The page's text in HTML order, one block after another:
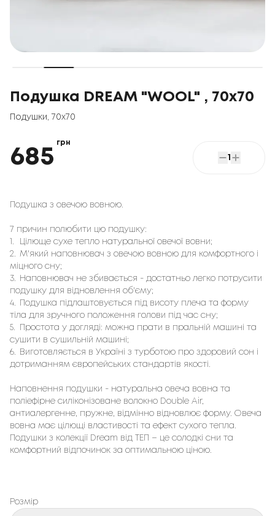
Подушка DREAM "WOOL" , 70x70
Подушки 70x70
685
грн
1
Подушка з овечою вовною.
7 причин полюбити цю подушку:
Цілюще сухе тепло натуральної овечої вовни;
2.
М'який наповнювач з овечою вовною для комфортного і
міцного сну;
3.
Наповнювач не збивається - достатньо легко потрусити
подушку для відновлення об'єму;
4.
Подушка підлаштовується під висоту плеча та форму
тіла для зручного положення голови під час сну;
5.
Простота у догляді: можна прати в пральній машині та
сушити в сушильній машині;
6.
Виготовляється в Україні з турботою про здоровий сон і
дотриманням європейських стандартів якості.
Наповнення подушки - натуральна овеча вовна та
поліефірне силіконізоване волокно Double Air,
антиалергенне, пружне, відмінно відновлює форму. Овеча
вовна має цілющі властивості та ефект сухого тепла.
Подушки з колекції Dream від ТЕП – це солодкі сни та
комфортний відпочинок за оптимальною ціною.
Розмір